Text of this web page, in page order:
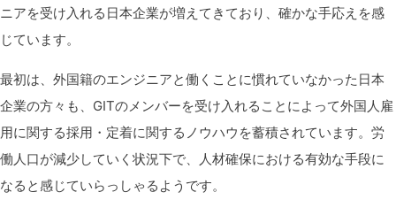
ニアを受け入れる日本企業が増えてきており、確かな手応えを感
じています。
最初は、外国籍のエンジニアと働くことに慣れていなかった日本
企業の方々も、GITのメンバーを受け入れることによって外国人雇
用に関する採用・定着に関するノウハウを蓄積されています。労
働人口が減少していく状況下で、人材確保における有効な手段に
なると感じていらっしゃるようです。